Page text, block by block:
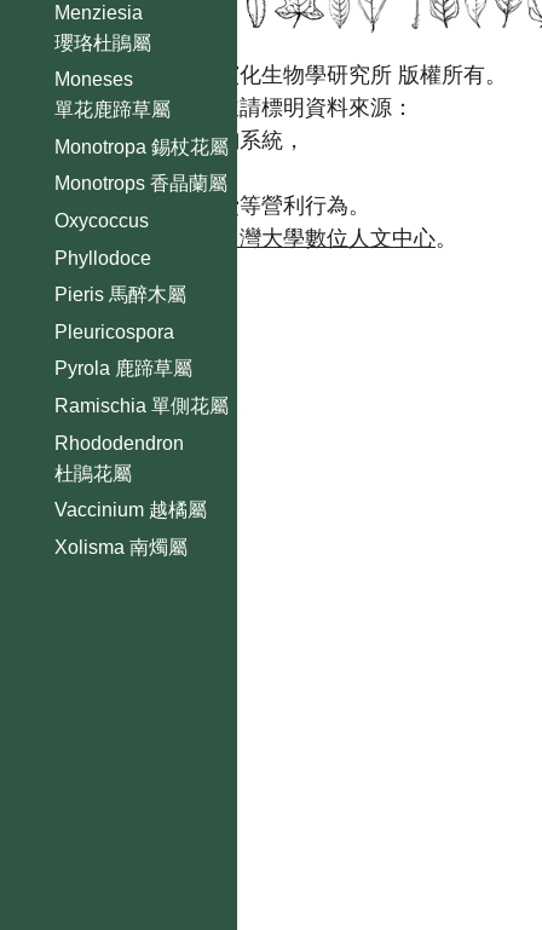
Menziesia
瓔珞杜鵑屬
Moneses
單花鹿蹄草屬
Monotropa 錫杖花屬
Monotrops 香晶蘭屬
Oxycoccus
Phyllodoce
Pieris 馬醉木屬
Pleuricospora
Pyrola 鹿蹄草屬
Ramischia 單側花屬
Rhododendron
杜鵑花屬
Vaccinium 越橘屬
Xolisma 南燭屬
國立台灣大學生態學與演化生物學研究所 版權所有。
歡迎引用本網站資料，並請標明資料來源：
【台灣植物資訊整合查詢系統，
https://tai2.ntu.edu.tw。】
且不得有收取資料查詢費等營利行為。
如需商業使用，請聯繫
台灣大學數位人文中心。